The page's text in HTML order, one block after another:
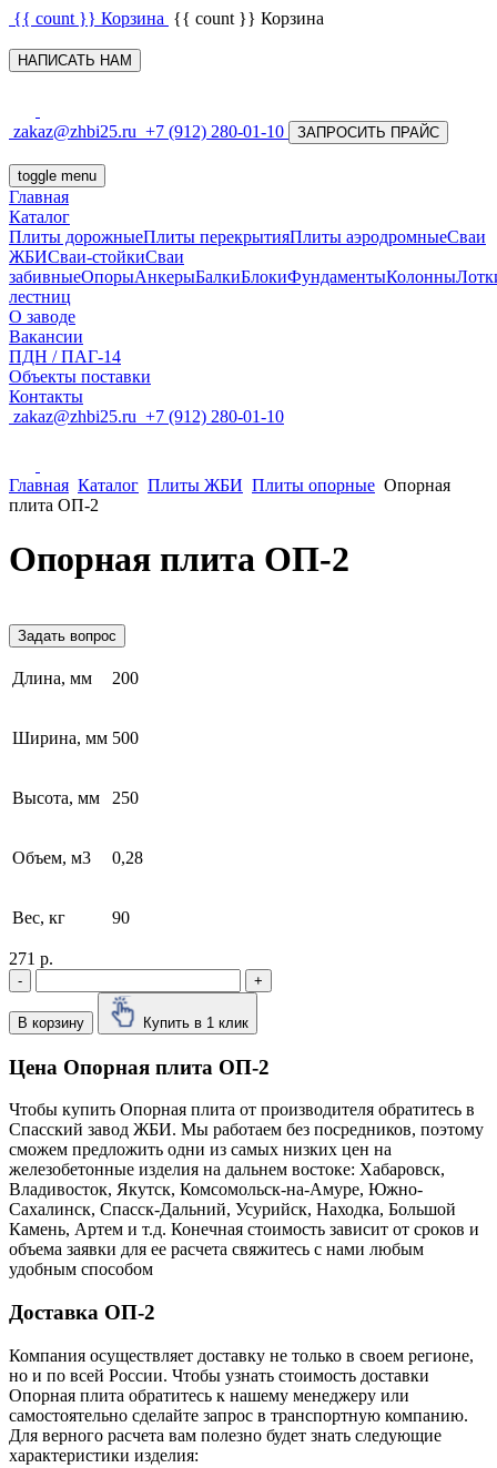
{{ count }} Корзина {{ count }} Корзина
НАПИСАТЬ НАМ
zakaz@zhbi25.ru +7 (912) 280-01-10 ЗАПРОСИТЬ ПРАЙС
toggle menu
Главная
Каталог
Плиты дорожныеПлиты перекрытияПлиты аэродромныеСваи
ЖБИСваи-стойкиСваи
забивныеОпорыАнкерыБалкиБлокиФундаментыКолонны
лестниц
О заводе
Вакансии
ПДН / ПАГ-14
Объекты поставки
Контакты
zakaz@zhbi25.ru +7 (912) 280-01-10
Главная Каталог Плиты ЖБИ Плиты опорные Опорная
плита ОП-2
Опорная плита ОП-2
Задать вопрос
Длина, мм 200
Ширина, мм 500
Высота, мм 250
Объем, м3 0,28
Вес, кг 90
271 р.
- +
В корзину Купить в 1 клик
Цена Опорная плита ОП-2
Чтобы купить Опорная плита от производителя обратитесь в
Cпасский завод ЖБИ. Мы работаем без посредников, поэтому
сможем предложить одни из самых низких цен на
железобетонные изделия на дальнем востоке: Хабаровск,
Владивосток, Якутск, Комсомольск-на-Амуре, Южно-
Сахалинск, Спасск-Дальний, Усурийск, Находка, Большой
Камень, Артем и т.д. Конечная стоимость зависит от сроков и
объема заявки для ее расчета свяжитесь с нами любым
удобным способом
Доставка ОП-2
Компания осуществляет доставку не только в своем регионе,
но и по всей России. Чтобы узнать стоимость доставки
Опорная плита обратитесь к нашему менеджеру или
самостоятельно сделайте запрос в транспортную компанию.
Для верного расчета вам полезно будет знать следующие
характеристики изделия: